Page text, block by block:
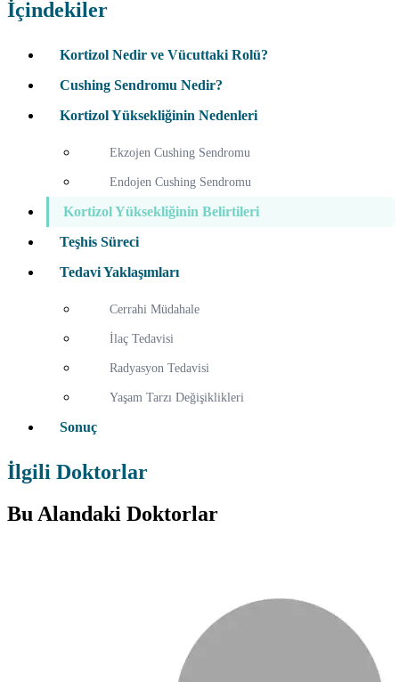
İçindekiler
Kortizol Nedir ve Vücuttaki Rolü?
Cushing Sendromu Nedir?
Kortizol Yüksekliğinin Nedenleri
Ekzojen Cushing Sendromu
Endojen Cushing Sendromu
Kortizol Yüksekliğinin Belirtileri
Teşhis Süreci
Tedavi Yaklaşımları
Cerrahi Müdahale
İlaç Tedavisi
Radyasyon Tedavisi
Yaşam Tarzı Değişiklikleri
Sonuç
İlgili Doktorlar
Bu Alandaki Doktorlar